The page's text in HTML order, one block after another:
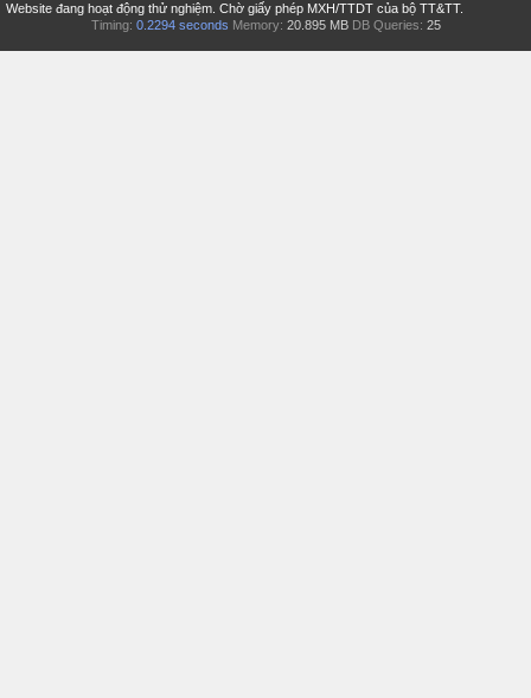
Website đang hoạt động thử nghiệm. Chờ giấy phép MXH/TTDT của bộ TT&TT.
Timing: 0.2294 seconds Memory: 20.895 MB DB Queries: 25